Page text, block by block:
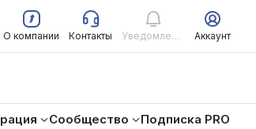
О компании Контакты Уведомления Аккаунт
Сообщество
Подписка PRO